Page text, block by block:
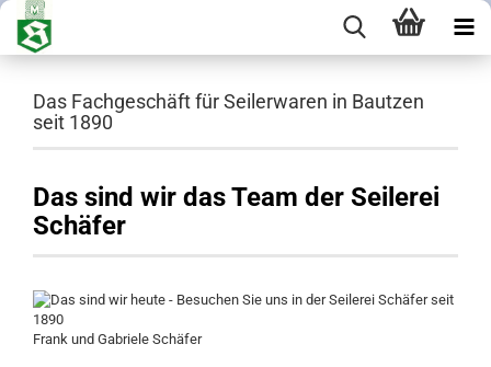
Das Fachgeschäft für Seilerwaren in Bautzen
seit 1890
Das sind wir das Team der Seilerei
Schäfer
Frank und Gabriele Schäfer